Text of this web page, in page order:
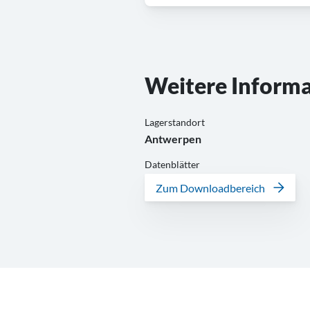
Weitere
Lagerstandort
Antwerpen
Datenblätter
Zum Downloadbereich